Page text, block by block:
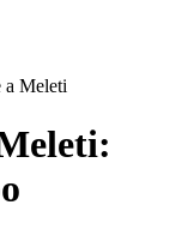
a Meleti